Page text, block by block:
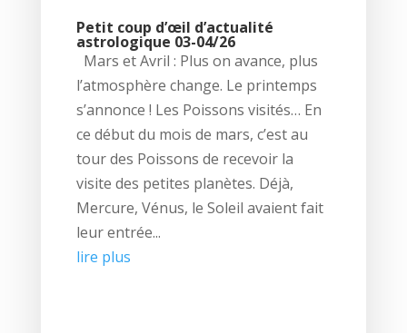
Petit coup d’œil d’actualité
astrologique 03-04/26
Mars et Avril : Plus on avance, plus
l’atmosphère change. Le printemps
s’annonce ! Les Poissons visités… En
ce début du mois de mars, c’est au
tour des Poissons de recevoir la
visite des petites planètes. Déjà,
Mercure, Vénus, le Soleil avaient fait
leur entrée...
lire plus